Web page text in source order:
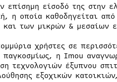
επίσημη είσοδό της στην
η οποία καθοδηγείται
και των μικρών & μεσαίων
χρήστες σε
παγκοσμίως, η Imou
τεχνολογιών έξυπνου
εξοχικών